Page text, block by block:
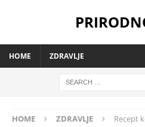
HOME ZDRAVLJE
HOME ZDRAVLJE
Recept